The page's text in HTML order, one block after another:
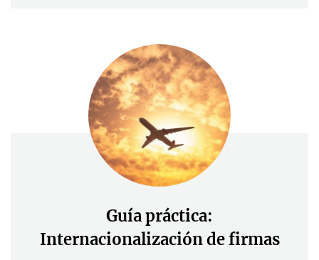
Guía práctica:
Internacionalización de firmas